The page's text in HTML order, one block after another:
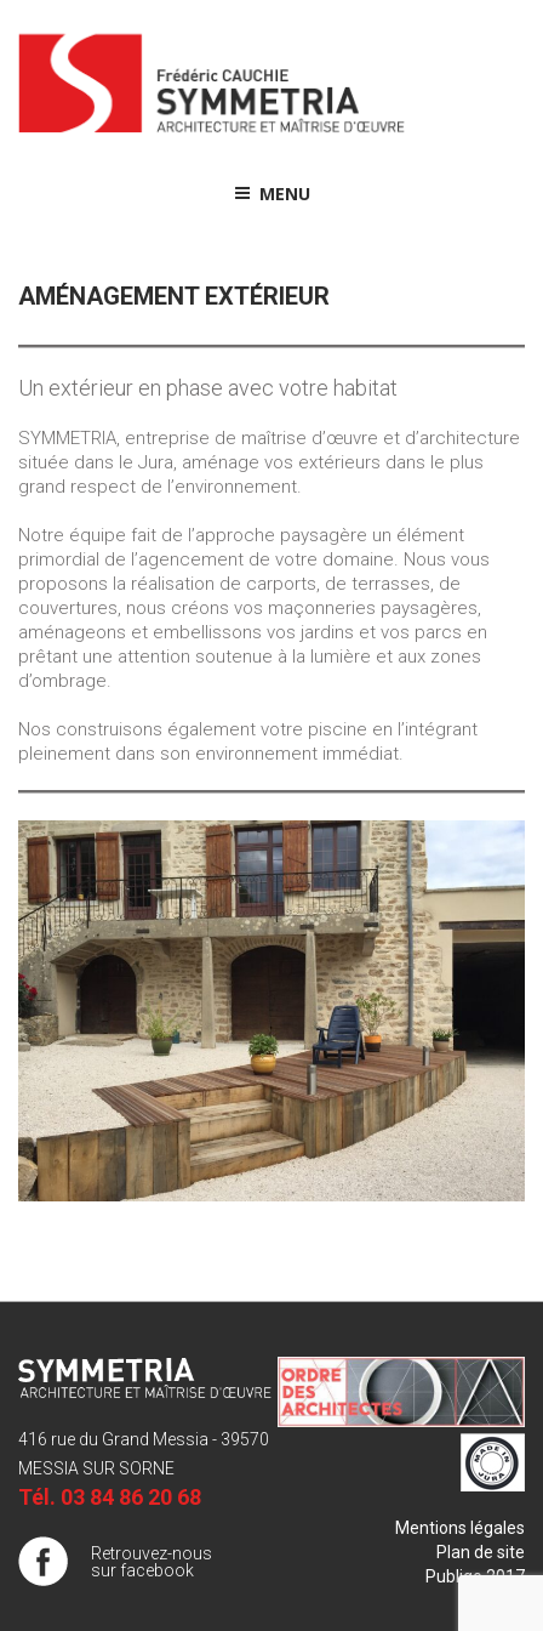
content
MENU
AMÉNAGEMENT EXTÉRIEUR
Un extérieur en phase avec votre habitat
SYMMETRIA, entreprise de maîtrise d’œuvre et d’architecture
située dans le Jura, aménage vos extérieurs dans le plus
grand respect de l’environnement.
Notre équipe fait de l’approche paysagère un élément
primordial de l’agencement de votre domaine. Nous vous
proposons la réalisation de carports, de terrasses, de
couvertures, nous créons vos maçonneries paysagères,
aménageons et embellissons vos jardins et vos parcs en
prêtant une attention soutenue à la lumière et aux zones
d’ombrage.
Nos construisons également votre piscine en l’intégrant
pleinement dans son environnement immédiat.
416 rue du Grand Messia - 39570
MESSIA SUR SORNE
Tél. 03 84 86 20 68
Retrouvez-nous
sur facebook
Mentions légales
Plan de site
Publigo 2017